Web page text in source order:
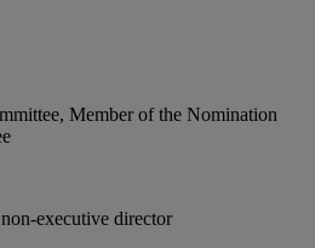
Member of the Nomination
executive director